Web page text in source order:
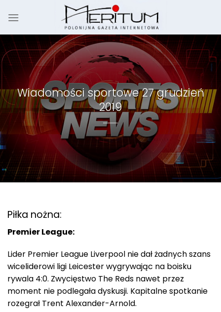
Wiadomości sportowe 27 grudzień
2019
Piłka nożna:
Premier League:
Lider Premier League Liverpool nie dał żadnych szans
wiceliderowi ligi Leicester wygrywając na boisku
rywala 4:0. Zwycięstwo The Reds nawet przez
moment nie podlegała dyskusji. Kapitalne spotkanie
rozegrał Trent Alexander-Arnold.